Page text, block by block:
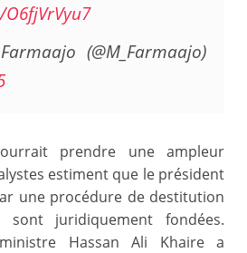
(@M_Farmaajo)
prendre une ampleur
estiment que le président
une procédure de destitution
sont juridiquement fondées.
Hassan Ali Khaire a